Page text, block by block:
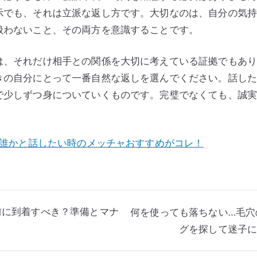
も、それは立派な返し方です。大切なのは、自分の気
ないこと、その両方を意識することです。
それだけ相手との関係を大切に考えている証拠でもあ
自分にとって一番自然な返しを選んでください。話し
少しずつ身についていくものです。完璧でなくても、誠
かと話したい時のメッチャおすすめがコレ！
到着すべき？準備とマナ
何を使っても落ちない…毛
グを探して迷子